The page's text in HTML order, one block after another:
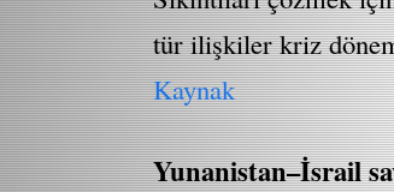
tür ilişkiler kriz
Kaynak
Yunanistan–İsrail